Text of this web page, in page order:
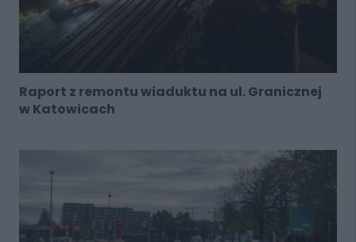
Raport z remontu wiaduktu na ul. Granicznej
w Katowicach